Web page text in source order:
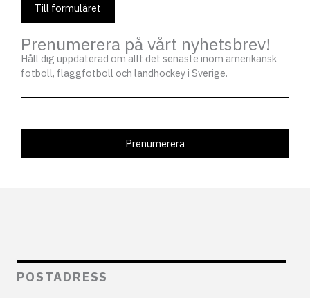
Till formuläret
Prenumerera på vårt nyhetsbrev!
Håll dig uppdaterad om allt det senaste inom amerikansk
fotboll, flaggfotboll och landhockey i Sverige.
POSTADRESS